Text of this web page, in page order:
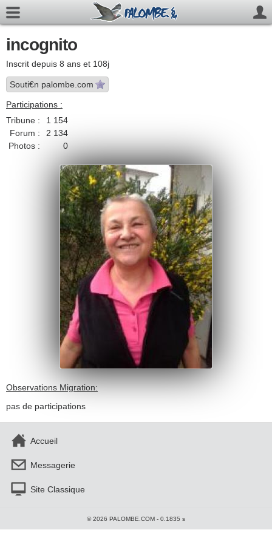
incognito
Inscrit depuis 8 ans et 108j
Souti€n palombe.com
Participations :
Tribune :
1 154
Forum :
2 134
Photos :
0
Observations Migration:
pas de participations
Accueil
Messagerie
Site Classique
© 2026 PALOMBE.COM - 0.1835 s